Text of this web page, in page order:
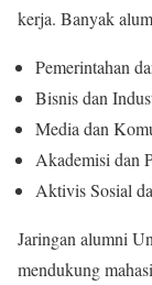
kerja. Banyak
Pemerintahan
Bisnis dan
Media dan
Akademisi dan
Aktivis Sosial
Jaringan alumni
mendukung